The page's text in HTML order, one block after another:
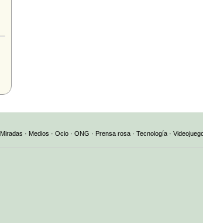
Miradas · Medios · Ocio · ONG · Prensa rosa · Tecnología ·